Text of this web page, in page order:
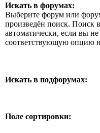
Искать в форумах:
Выберите форум или
произведён поиск. Поиск
автоматически, если вы
соответствующую опцию
Искать в подфорумах:
Поле сортировки: